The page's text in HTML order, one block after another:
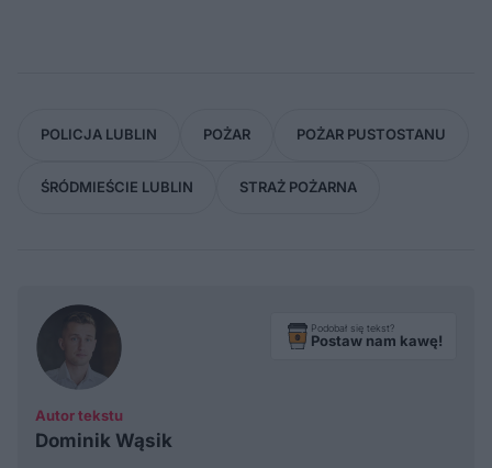
POLICJA LUBLIN POŻAR POŻAR PUSTOSTANU
ŚRÓDMIEŚCIE LUBLIN STRAŻ POŻARNA
Autor tekstu
Dominik Wąsik
Podobał się tekst?
Postaw nam kawę!